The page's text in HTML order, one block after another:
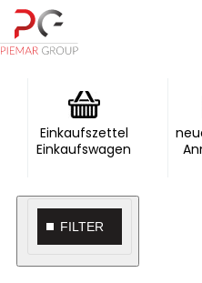
Einkaufszettel
Einkaufswagen
FILTER